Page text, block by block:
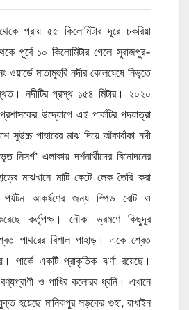
প্রায় ৫৫ কিলোমিটার দূরে চকরিয়া
পূর্বে ১০ কিলোমিটার গেলে সুরাজপুর-
ওয়ার্ডে মাতামুহুরি নদীর কোলঘেষে নিভৃতে
নদীটির প্রস্থ ১৫৪ মিটার। ২০২০
প্রশাসকের উদ্যোগে এই পার্কটির পদযাত্রা
সুউচ্চ পাহারের মাঝ দিয়ে আঁকাবাঁকা নদী
এলাকায় দর্শনার্থীদের বিনোদনের
মাঝখানে মাটি কেটে লেক তৈরি করা
আকর্ষণের জন্য স্পিড বোট ও
করেছে কর্তৃপক্ষ। নৌকা ভ্রমণে কিছুদূর
পাথরের বিশাল পাহাড়। একে শ্বেত
পার্কে একটি প্রাকৃতিক ঝর্ণা রয়েছে।
ও পাখির কলোরব ধ্বনি। এখানে
হয়েছে মানিকপুর সড়কের গুহা, রাখাইন